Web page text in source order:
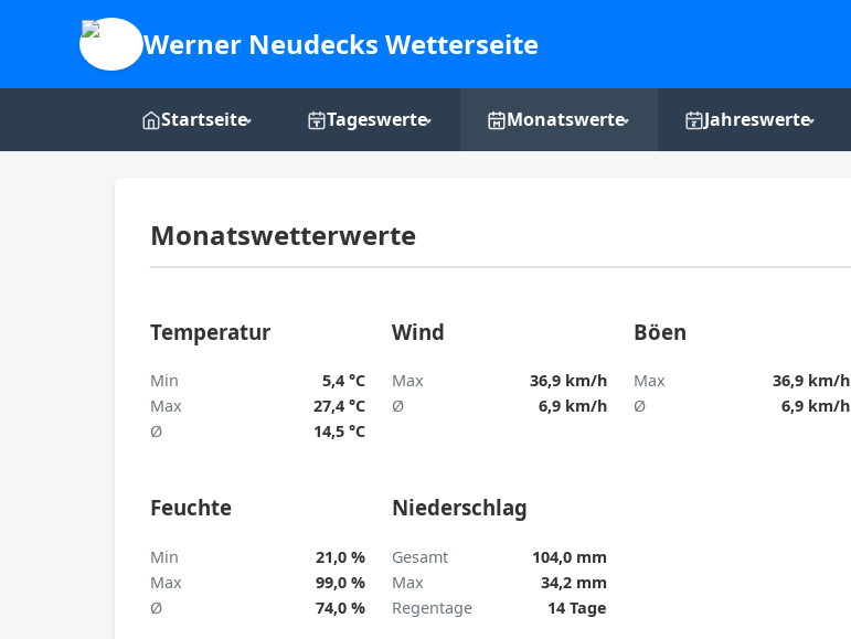
Werner Neudecks Wetterseite
Startseite
Webcam
Tageswerte Monatswerte Jahreswerte
Monatswetterwerte
Temperatur
Min
5,4 °C
Max
27,4 °C
Ø
14,5 °C
Wind
Max
36,9 km/h
Ø
6,9 km/h
Böen
Max
36,9 km/h
Ø
6,9 km/h
Feuchte
Min
21,0 %
Max
99,0 %
Ø
74,0 %
Niederschlag
Gesamt
104,0 mm
Max
34,2 mm
Regentage
14 Tage